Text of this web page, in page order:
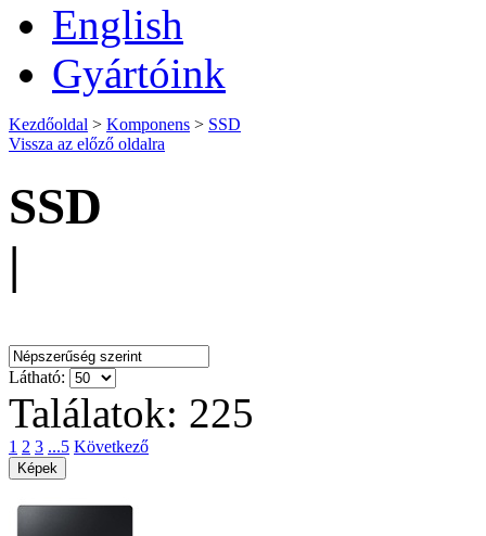
English
Gyártóink
Kezdőoldal > Komponens > SSD
Vissza az előző oldalra
SSD
|
Látható:
Találatok: 225
1 2 3 ...5 Következő